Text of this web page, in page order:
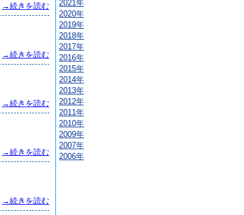
→続きを読む
→続きを読む
→続きを読む
→続きを読む
→続きを読む
2021年
2020年
2019年
2018年
2017年
2016年
2015年
2014年
2013年
2012年
2011年
2010年
2009年
2007年
2006年